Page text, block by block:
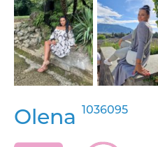
Olena 1036095